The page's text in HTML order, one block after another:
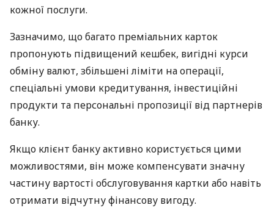
кожної послуги.
Зазначимо, що багато преміальних карток
пропонують підвищений кешбек, вигідні курси
обміну валют, збільшені ліміти на операції,
спеціальні умови кредитування, інвестиційні
продукти та персональні пропозиції від партнерів
банку.
Якщо клієнт банку активно користується цими
можливостями, він може компенсувати значну
частину вартості обслуговування картки або навіть
отримати відчутну фінансову вигоду.